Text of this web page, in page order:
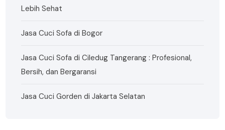
Lebih Sehat
Jasa Cuci Sofa di Bogor
Jasa Cuci Sofa di Ciledug Tangerang : Profesional,
Bersih, dan Bergaransi
Jasa Cuci Gorden di Jakarta Selatan